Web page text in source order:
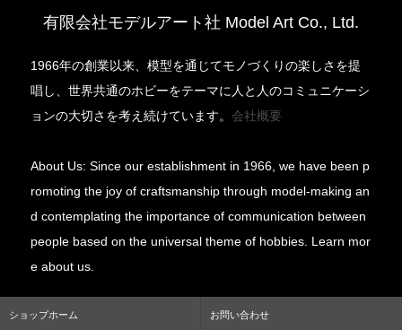
有限会社モデルアート社 Model Art Co., Ltd.
1966年の創業以来、模型を通じてモノづくりの楽しさを提
唱し、世界共通のホビーをテーマに人と人のコミュニケーシ
ョンの大切さを考え続けています。会社概要
About Us: Since our establishment in 1966, we have been p
romoting the joy of craftsmanship through model-making an
d contemplating the importance of communication between
people based on the universal theme of hobbies. Learn mor
e about us.
ショップホーム お問い合わせ